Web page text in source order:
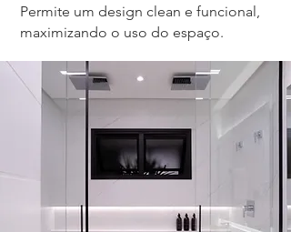
Permite um design clean e funcional,
maximizando o uso do espaço.